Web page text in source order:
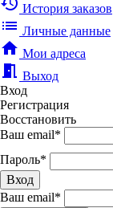
История заказов
list Личные данные
home Мои адреса
meeting_room Выход
Вход
Регистрация
Восстановить
Ваш email*
Пароль*
Вход
Ваш email*